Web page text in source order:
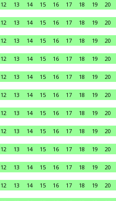
12 13 14 15 16 17 18 19 20
12 13 14 15 16 17 18 19 20
12 13 14 15 16 17 18 19 20
12 13 14 15 16 17 18 19 20
12 13 14 15 16 17 18 19 20
12 13 14 15 16 17 18 19 20
12 13 14 15 16 17 18 19 20
12 13 14 15 16 17 18 19 20
12 13 14 15 16 17 18 19 20
12 13 14 15 16 17 18 19 20
12 13 14 15 16 17 18 19 20